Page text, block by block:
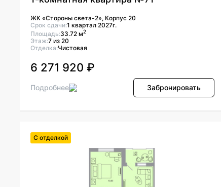
ЖК «Стороны света-2», Корпус 20
Срок сдачи:1 квартал 2027г.
Площадь:33.72 м2
Этаж:7 из 20
Отделка:Чистовая
6 271 920 ₽
Подробнее Забронировать
С отделкой